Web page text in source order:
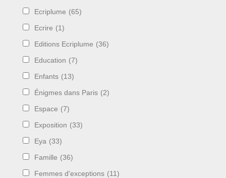
Ecriplume (65)
Ecrire (1)
Editions Ecriplume (36)
Education (7)
Enfants (13)
Énigmes dans Paris (2)
Espace (7)
Exposition (33)
Eya (33)
Famille (36)
Femmes d'exceptions (11)